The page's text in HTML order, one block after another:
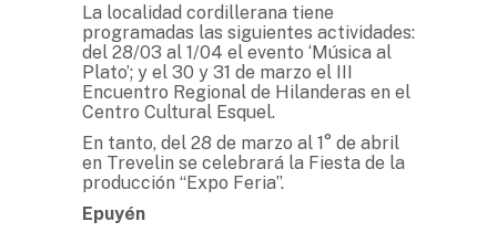
La localidad cordillerana tiene
programadas las siguientes actividades:
del 28/03 al 1/04 el evento ‘Música al
Plato’; y el 30 y 31 de marzo el III
Encuentro Regional de Hilanderas en el
Centro Cultural Esquel.
En tanto, del 28 de marzo al 1° de abril
en Trevelin se celebrará la Fiesta de la
producción “Expo Feria”.
Epuyén